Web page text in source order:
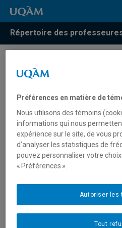
Répertoire des
Résultats de
Contandriopoulos,
Histoire du design
Paradis, Louise
Préférences en matière de
Nous utilisons des témoins
informations qui nous
expérience sur le site, de vous
d’analyser les statistiques de
pouvez personnaliser votre
« Préférences ».
Tout
Autoriser les